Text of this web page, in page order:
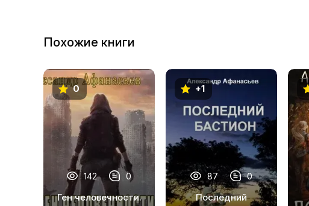
Похожие книги
0
142 0
Ген человечности.
+1
87 0
Последний